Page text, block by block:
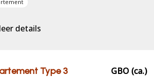
details
Type 3
GBO (ca.)